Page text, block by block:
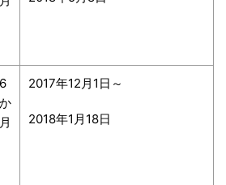
6
か
月
2017年12月1日～
2018年1月18日